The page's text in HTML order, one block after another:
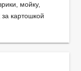
мойку,
картошкой